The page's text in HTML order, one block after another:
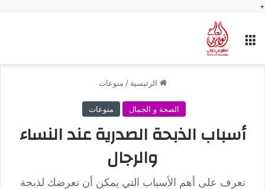
+
القائمة
الرئيسية / منوعات
الصحة و الجمال منوعات
أسباب الذبحة الصدرية عند النساء
والرجال
تعرف على أهم الأسباب التي يمكن أن تعرضك لذبحة